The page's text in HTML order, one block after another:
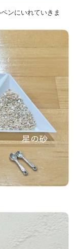
ンにいれていきま